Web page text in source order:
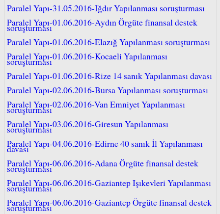
Paralel Yapı-31.05.2016-Iğdır Yapılanması soruşturması
Paralel Yapı-01.06.2016-Aydın Örgüte finansal destek
soruşturması
Paralel Yapı-01.06.2016-Elazığ Yapılanması soruşturması
Paralel Yapı-01.06.2016-Kocaeli Yapılanması
soruşturması
Paralel Yapı-01.06.2016-Rize 14 sanık Yapılanması davası
Paralel Yapı-02.06.2016-Bursa Yapılanması soruşturması
Paralel Yapı-02.06.2016-Van Emniyet Yapılanması
soruşturması
Paralel Yapı-03.06.2016-Giresun Yapılanması
soruşturması
Paralel Yapı-04.06.2016-Edirne 40 sanık İl Yapılanması
davası
Paralel Yapı-06.06.2016-Adana Örgüte finansal destek
soruşturması
Paralel Yapı-06.06.2016-Gaziantep Işıkevleri Yapılanması
soruşturması
Paralel Yapı-06.06.2016-Gaziantep Örgüte finansal destek
soruşturması